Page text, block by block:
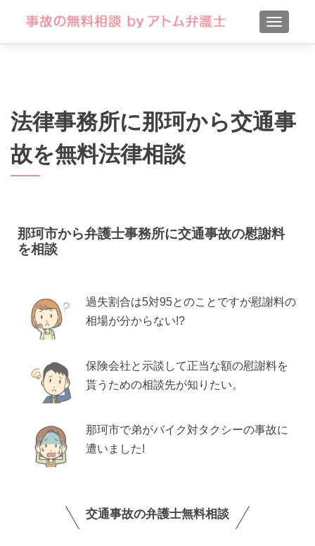
法律事務所に那珂から交通事
故を無料法律相談
那珂市から弁護士事務所に交通事故の慰謝料
を相談
過失割合は5対95とのことですが慰謝料の
相場が分からない!?
保険会社と示談して正当な額の慰謝料を
貰うための相談先が知りたい。
那珂市で弟がバイク対タクシーの事故に
遭いました!
交通事故の弁護士無料相談